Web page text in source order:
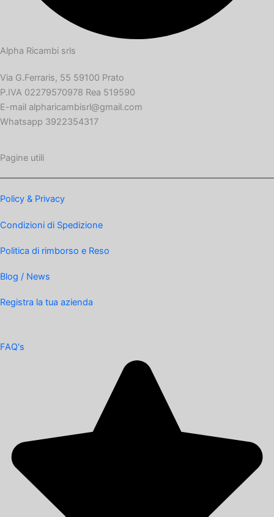
Alpha Ricambi srls
Via G.Ferraris, 55 59100 Prato
P.IVA 02279570978 Rea 519590
E-mail alpharicambisrl@gmail.com
Whatsapp 3922354317
Pagine utili
Policy & Privacy
Condizioni di Spedizione
Politica di rimborso e Reso
Blog / News
Registra la tua azienda
FAQ's